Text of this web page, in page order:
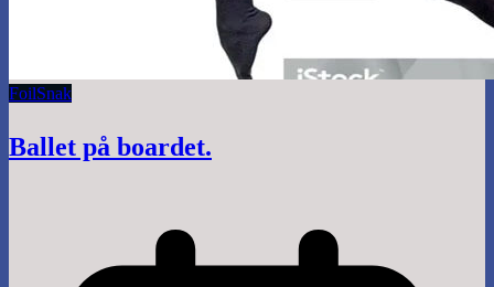
FoilSnak
Ballet på boardet.